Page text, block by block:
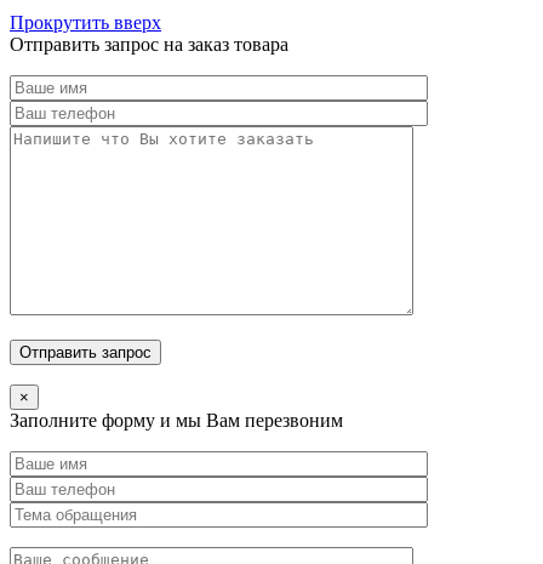
Прокрутить вверх
Отправить запрос на заказ товара
×
Заполните форму и мы Вам перезвоним